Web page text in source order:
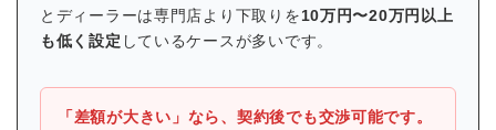
とディーラーは専門店より下取りを10万円〜20万円以上
も低く設定 しているケースが多いです。
「差額が大きい」なら、契約後でも交渉可能です。